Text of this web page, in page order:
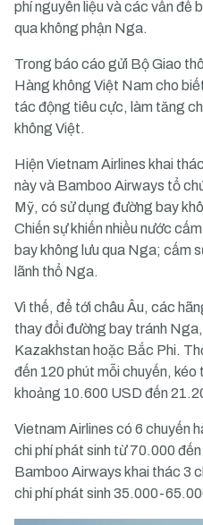
phí nguyên liệu và các vấn đề
qua không phận Nga.
Trong báo cáo gửi Bộ Giao
Hàng không Việt Nam cho
tác động tiêu cực, làm tăng
không Việt.
Hiện Vietnam Airlines khai
này và Bamboo Airways tổ
Mỹ, có sử dụng đường bay
Chiến sự khiến nhiều nước
bay không lưu qua Nga; cấm
lãnh thổ Nga.
Vì thế, để tới châu Âu, các
thay đổi đường bay tránh
Kazakhstan hoặc Bắc Phi.
đến 120 phút mỗi chuyến, kéo
khoảng 10.600 USD đến
Vietnam Airlines có 6 chuyến
chi phí phát sinh từ 70.000
Bamboo Airways khai thác 3
chi phí phát sinh 35.000-